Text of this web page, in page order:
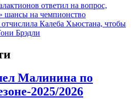
ответил на вопрос,
шансы на чемпионство
Калеба Хьюстана, чтобы
Брэдли
Малинина по
2025/2026